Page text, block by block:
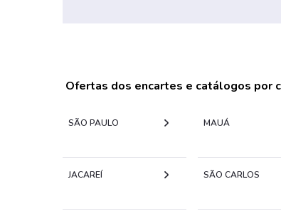
Ofertas dos encartes e catálogos por
SÃO PAULO MAUÁ
JACAREÍ SÃO CARLOS